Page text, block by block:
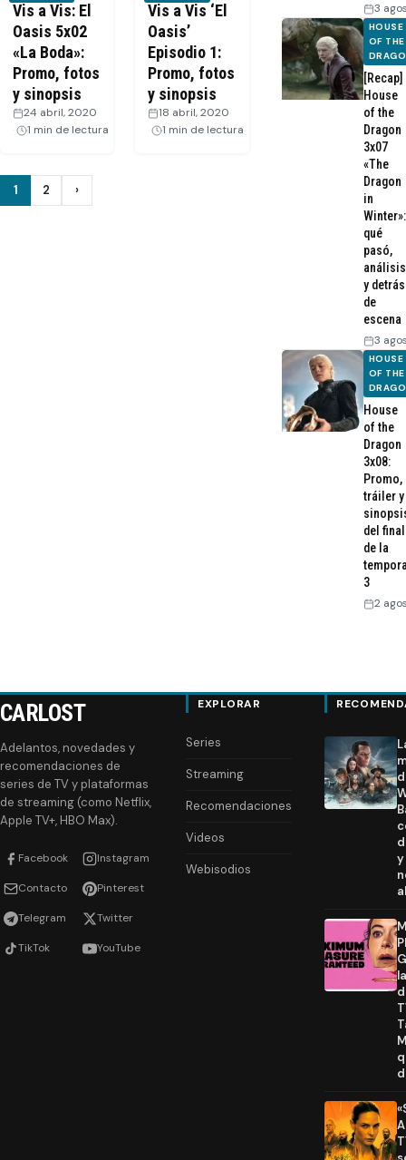
Vis a Vis: El
Oasis 5x02
«La Boda»:
Promo, fotos
y sinopsis
24 abril, 2020
1 min de lectura
Vis a Vis ‘El
Oasis’
Episodio 1:
Promo, fotos
y sinopsis
18 abril, 2020
1 min de lectura
Paginación
1 2 ›
3
HOUSE
OF THE
[Recap]
House
of the
Dragon
3x07
«The
Dragon
in
Winter»:
qué
pasó,
análisis
y detrás
de
escena
3
HOUSE
OF THE
House
of the
Dragon
3x08:
Promo,
tráiler y
del final
de la
3
2
CARLOST
Adelantos, novedades y
recomendaciones de
series de TV y plataformas
de streaming (como Netflix,
Apple TV+, HBO Max).
Facebook Instagram
Contacto Pinterest
Telegram Twitter
TikTok YouTube
EXPLORAR
Series
Streaming
Recomendaciones
Videos
Webisodios
y